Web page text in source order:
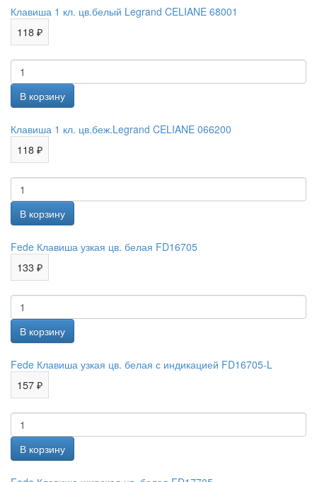
Клавиша 1 кл. цв.белый Legrand CELIANE 68001
118 ₽
Клавиша 1 кл. цв.беж.Legrand CELIANE 066200
118 ₽
Fede Клавиша узкая цв. белая FD16705
133 ₽
Fede Клавиша узкая цв. белая с индикацией FD16705-L
157 ₽